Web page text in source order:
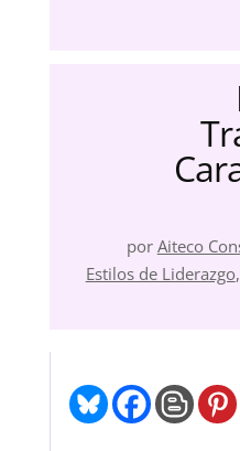
por Aiteco
Estilos de Liderazgo,